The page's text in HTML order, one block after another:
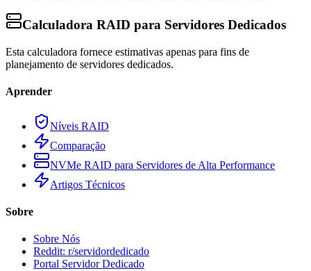
Calculadora RAID para Servidores Dedicados
Esta calculadora fornece estimativas apenas para fins de
planejamento de servidores dedicados.
Aprender
Níveis RAID
Comparação
NVMe RAID para Servidores de Alta Performance
Artigos Técnicos
Sobre
Sobre Nós
Reddit: r/servidordedicado
Portal Servidor Dedicado